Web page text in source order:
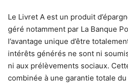
Le Livret A est un produit
géré notamment par La Banque
l’avantage unique d’être
intérêts générés ne sont ni
ni aux prélèvements sociaux.
combinée à une garantie totale